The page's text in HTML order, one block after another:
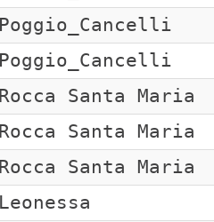
Poggio_Cancelli
Poggio_Cancelli
Rocca Santa Maria
Rocca Santa Maria
Rocca Santa Maria
Leonessa